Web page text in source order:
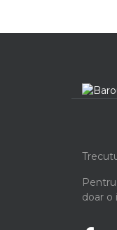
doar o